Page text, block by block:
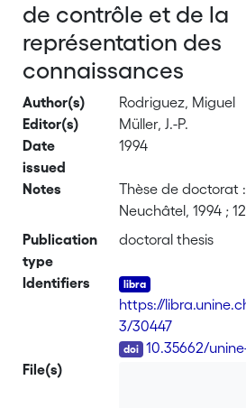
de contrôle et de la
représentation des
connaissances
Author(s)
Rodriguez, Miguel
Editor(s)
Müller, J.-P.
Date
issued
1994
Notes
Thèse de doctorat
Neuchâtel, 1994 ;
Publication
type
doctoral thesis
Identifiers
https://
3/30447
10.35662/
File(s)